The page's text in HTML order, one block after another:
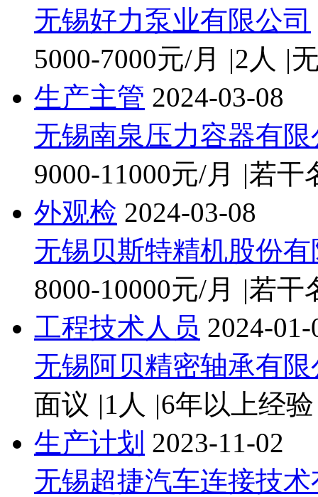
无锡好力泵业有限公司
5000-7000元/月
|2人 |
生产主管 2024-03-08
无锡南泉压力容器有限
9000-11000元/月
|若干
外观检 2024-03-08
无锡贝斯特精机股份
8000-10000元/月
|若干
工程技术人员 2024-01-
无锡阿贝精密轴承有限
面议 |1人 |6年以上经验
生产计划 2023-11-02
无锡超捷汽车连接技